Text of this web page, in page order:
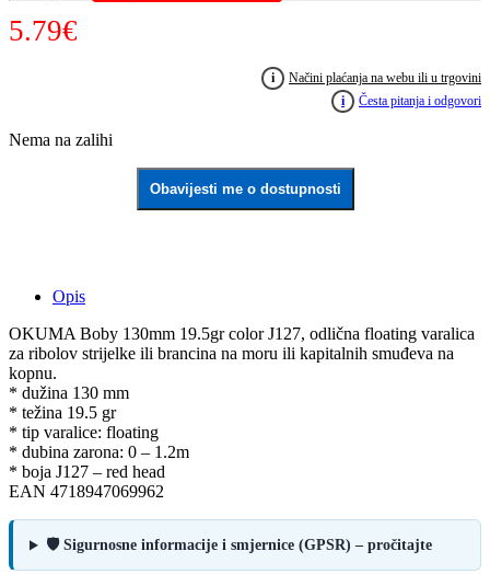
5.79€
i
Načini plaćanja na webu ili u trgovini
i
Česta pitanja i odgovori
Nema na zalihi
Obavijesti me o dostupnosti
Opis
OKUMA Boby 130mm 19.5gr color J127, odlična floating varalica
za ribolov strijelke ili brancina na moru ili kapitalnih smuđeva na
kopnu.
* dužina 130 mm
* težina 19.5 gr
* tip varalice: floating
* dubina zarona: 0 – 1.2m
* boja J127 – red head
EAN 4718947069962
🛡️ Sigurnosne informacije i smjernice (GPSR) – pročitajte